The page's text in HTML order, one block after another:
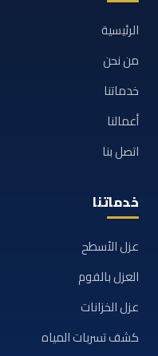
الرئيسية
من نحن
خدماتنا
أعمالنا
اتصل بنا
خدماتنا
عزل الأسطح
العزل بالفوم
عزل الخزانات
كشف تسربات المياه